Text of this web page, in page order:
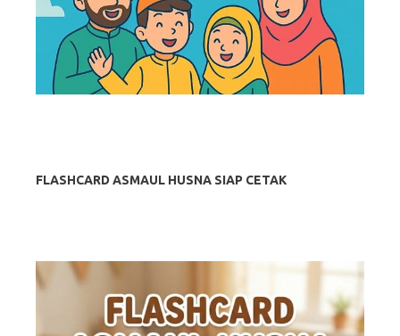
FLASHCARD ASMAUL HUSNA SIAP CETAK